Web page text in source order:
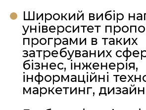
Широкий вибір
університет
програми в таких
затребуваних
бізнес, інженерія,
інформаційні
маркетинг,